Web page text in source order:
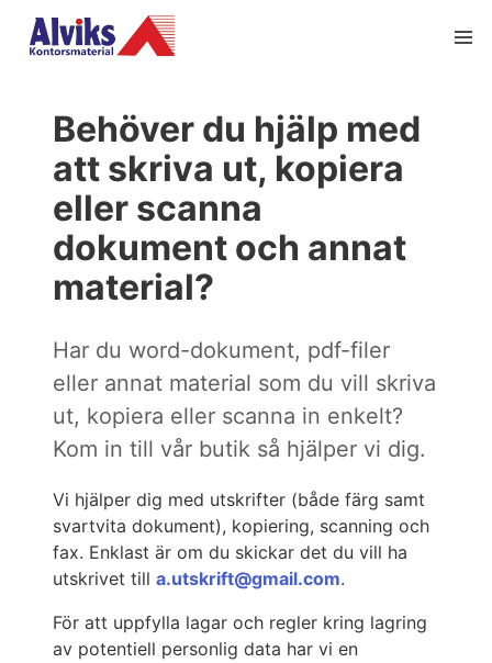
Behöver du hjälp med
att skriva ut, kopiera
eller scanna
dokument och annat
material?
Har du word-dokument, pdf-filer
eller annat material som du vill skriva
ut, kopiera eller scanna in enkelt?
Kom in till vår butik så hjälper vi dig.
Vi hjälper dig med utskrifter (både färg samt
svartvita dokument), kopiering, scanning och
fax. Enklast är om du skickar det du vill ha
utskrivet till a.utskrift@gmail.com.
För att uppfylla lagar och regler kring lagring
av potentiell personlig data har vi en